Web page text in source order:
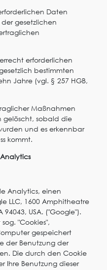
Daten
gesetzlichen
erforderlichen
bestimmten
Jahre (vgl. § 257 HGB,
Maßnahmen
sobald die
und es erkennbar
kommt.
Analytics, einen
LLC, 1600 Amphitheatre
USA. ("Google").
"Cookies",
gespeichert
der Benutzung der
Die durch den Cookie
Ihre Benutzung dieser